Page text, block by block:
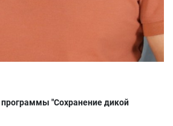
программы "Сохранение дикой